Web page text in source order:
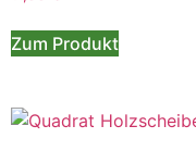
Zum Produkt